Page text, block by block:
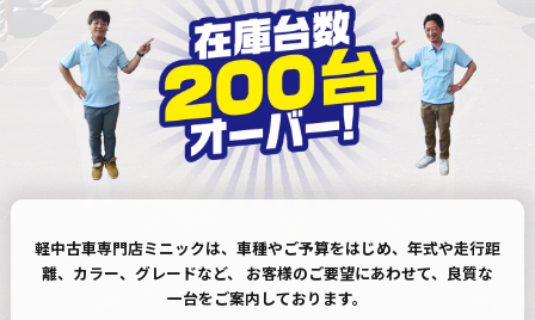
軽中古車専門店ミニックは、車種やご予算をはじめ、年式や走行距
離、カラー、グレードなど、 お客様のご要望にあわせて、良質な
一台をご案内しております。